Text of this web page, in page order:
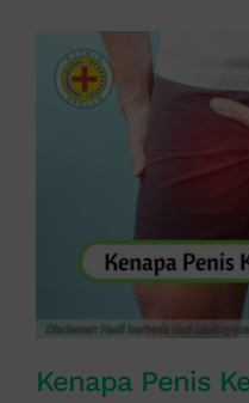
Kenapa Penis